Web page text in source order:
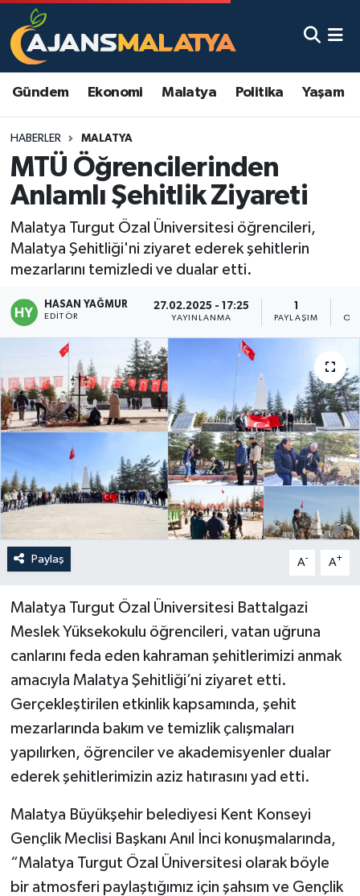
Gündem Ekonomi Malatya Politika Yaşam
HABERLER MALATYA
MTÜ Öğrencilerinden
Anlamlı Şehitlik Ziyareti
Malatya Turgut Özal Üniversitesi öğrencileri,
Malatya Şehitliği'ni ziyaret ederek şehitlerin
mezarlarını temizledi ve dualar etti.
HASAN YAĞMUR
EDITÖR
27.02.2025 - 17:25
YAYINLANMA
1
PAYLAŞIM
Paylaş A- A+
Malatya Turgut Özal Üniversitesi Battalgazi
Meslek Yüksekokulu öğrencileri, vatan uğruna
canlarını feda eden kahraman şehitlerimizi anmak
amacıyla Malatya Şehitliği’ni ziyaret etti.
Gerçekleştirilen etkinlik kapsamında, şehit
mezarlarında bakım ve temizlik çalışmaları
yapılırken, öğrenciler ve akademisyenler dualar
ederek şehitlerimizin aziz hatırasını yad etti.
Malatya Büyükşehir belediyesi Kent Konseyi
Gençlik Meclisi Başkanı Anıl İnci konuşmalarında,
“Malatya Turgut Özal Üniversitesi olarak böyle
bir atmosferi paylaştığımız için şahsım ve Gençlik
Asayiş
Eğitim
Ekonomi
Gündem
Kadın
Kültür & Sanat
Magazin
Politika
Sağlık
Spor
Teknoloji
Yaşam
Malatya Nöbetçi Eczaneler
Malatya Namaz Vakitleri
Malatya Trafik Yoğunluk Haritası
TFF 3.Lig 2.Grup Puan Durumu ve Fikstür
Tüm Manşetler
Son Dakika Haberleri
Haber Arşivi